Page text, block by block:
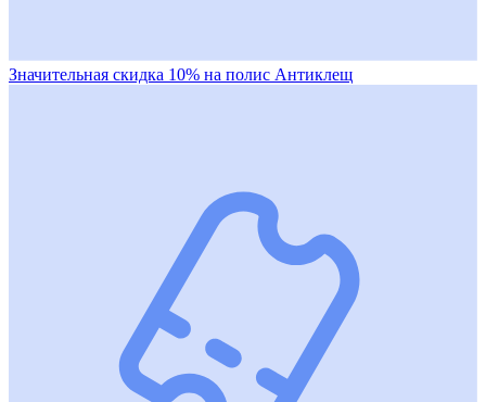
Значительная скидка 10% на полис Антиклещ